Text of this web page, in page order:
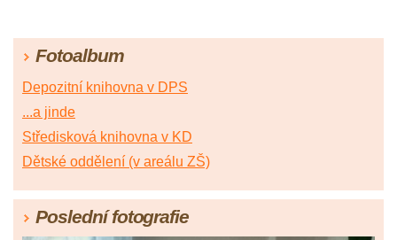
Fotoalbum
Depozitní knihovna v DPS
...a jinde
Středisková knihovna v KD
Dětské oddělení (v areálu ZŠ)
Poslední fotografie